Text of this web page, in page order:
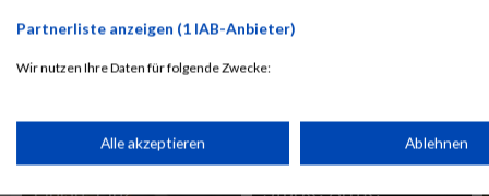
Finish: Linz Starke Arme
Partnerliste anzeigen (1 IAB-Anbieter)
Wir nutzen Ihre Daten für folgende Zwecke:
Speichern von oder Zugriff auf Informationen auf einem
Alle akzeptieren Ablehnen